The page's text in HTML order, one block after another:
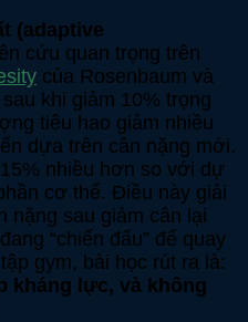
(adaptive
cứu quan trọng trên
của Rosenbaum và
khi giảm 10% trọng
tiêu hao giảm nhiều
dựa trên cân nặng mới.
nhiều hơn so với dự
cơ thể. Điều này giải
nặng sau giảm cân lại
“chiến đấu” để quay
gym, bài học rút ra là:
kháng lực, và không